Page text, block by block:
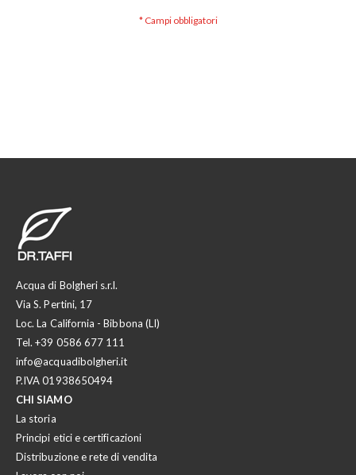
Acqua di Bolgheri s.r.l.
Via S. Pertini, 17
Loc. La California - Bibbona (LI)
Tel.+39 0586 677 111
info@acquadibolgheri.it
P.IVA 01938650494
CHI SIAMO
La storia
Principi etici e certificazioni
Distribuzione e rete di vendita